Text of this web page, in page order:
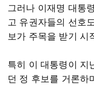
그러나 이재명 대통
고 유권자들의 선호
보가 주목을 받기 시
특히 이 대통령이 지
던 정 후보를 거론하